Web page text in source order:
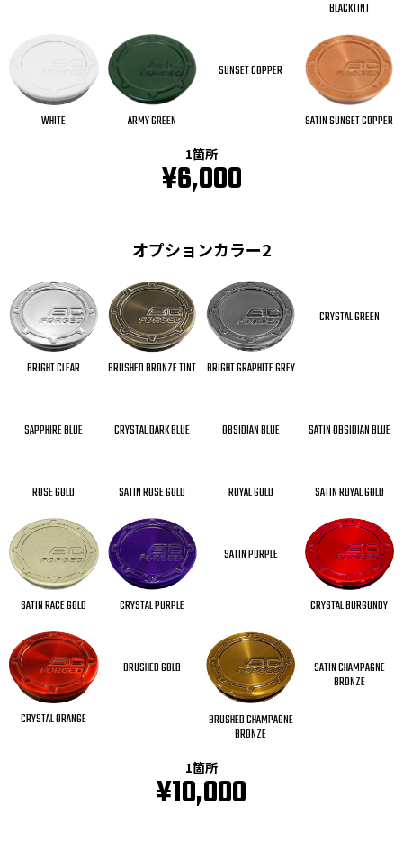
BLACKTINT
WHITE ARMY GREEN
SUNSET COPPER
SATIN SUNSET COPPER
1箇所
¥6,000
オプションカラー2
BRIGHT CLEAR BRUSHED BRONZE TINT BRIGHT GRAPHITE GREY
CRYSTAL GREEN
SAPPHIRE BLUE CRYSTAL DARK BLUE OBSIDIAN BLUE SATIN OBSIDIAN BLUE
ROSE GOLD SATIN ROSE GOLD ROYAL GOLD SATIN ROYAL GOLD
SATIN RACE GOLD CRYSTAL PURPLE
SATIN PURPLE
CRYSTAL BURGUNDY
CRYSTAL ORANGE
BRUSHED GOLD
BRUSHED CHAMPAGNE
BRONZE
SATIN CHAMPAGNE
BRONZE
1箇所
¥10,000